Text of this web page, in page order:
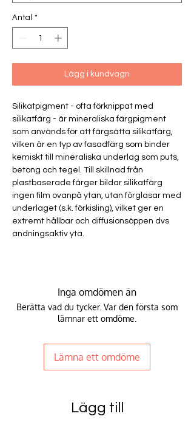
Antal *
Lägg i kundvagn
Silikatpigment - ofta förknippat med
silikatfärg - är mineraliska färgpigment
som används för att färgsätta silikatfärg,
vilken är en typ av fasadfärg som binder
kemiskt till mineraliska underlag som puts,
betong och tegel. Till skillnad från
plastbaserade färger bildar silikatfärg
ingen film ovanpå ytan, utan förglasar med
underlaget (s.k. förkisling), vilket ger en
extremt hållbar och diffusionsöppen dvs
andningsaktiv yta.
Inga omdömen än
Berätta vad du tycker. Var den första som
lämnar ett omdöme.
Lämna ett omdöme
Lägg till